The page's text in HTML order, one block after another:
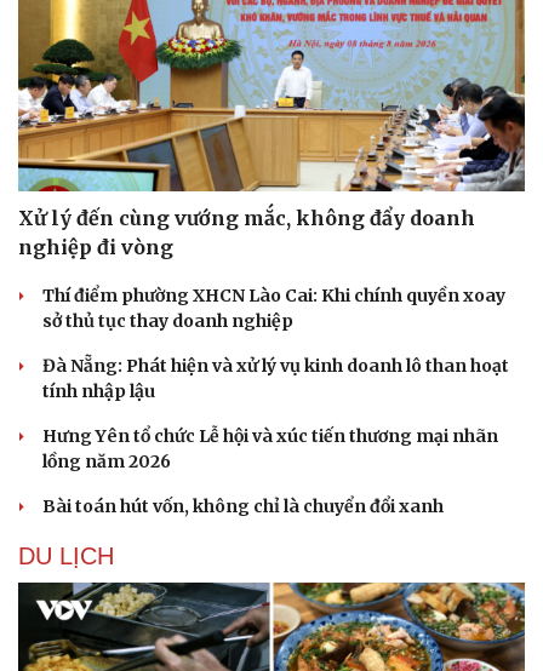
Xử lý đến cùng vướng mắc, không đẩy doanh
nghiệp đi vòng
Thí điểm phường XHCN Lào Cai: Khi chính quyền xoay
sở thủ tục thay doanh nghiệp
Đà Nẵng: Phát hiện và xử lý vụ kinh doanh lô than hoạt
tính nhập lậu
Hưng Yên tổ chức Lễ hội và xúc tiến thương mại nhãn
lồng năm 2026
Bài toán hút vốn, không chỉ là chuyển đổi xanh
DU LỊCH